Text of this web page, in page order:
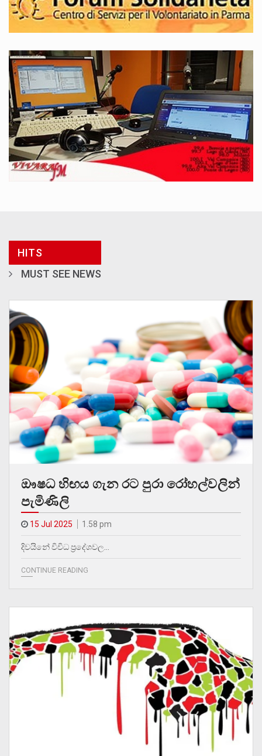
HITS
MUST SEE NEWS
ඖෂධ හිඟය ගැන රට පුරා රෝහල්වලින්
පැමිණිලි
15 Jul 2025 1.58 pm
දිවයිනේ විවිධ ප්‍රදේශවල…
CONTINUE READING